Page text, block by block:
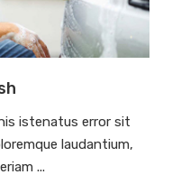
istenatus error sit
laudantium,
...